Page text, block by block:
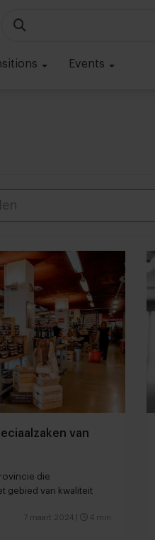
Events
van
die
gebied van kwaliteit
7 maart 2024 4 min